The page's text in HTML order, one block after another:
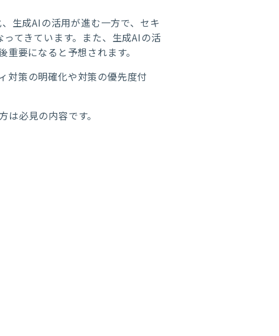
生成AIの活用が進む一方で、セキ
てきています。 また、生成AIの活
要になると予想されます。
対策の明確化や対策の優先度付
必見の内容です。